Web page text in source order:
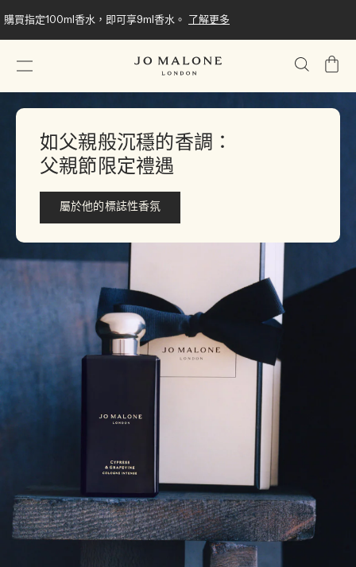
購買指定100ml香水，即可享9ml香水。 了解更多
我
車用擴香全新造型登場